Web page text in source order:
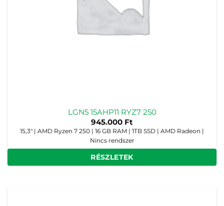
LGN5 15AHP11 RYZ7 250
945.000 Ft
15,3" | AMD Ryzen 7 250 | 16 GB RAM | 1TB SSD | AMD Radeon |
Nincs rendszer
RÉSZLETEK